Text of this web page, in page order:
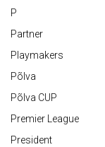
P
Partner
Playmakers
Põlva
Põlva CUP
Premier League
President